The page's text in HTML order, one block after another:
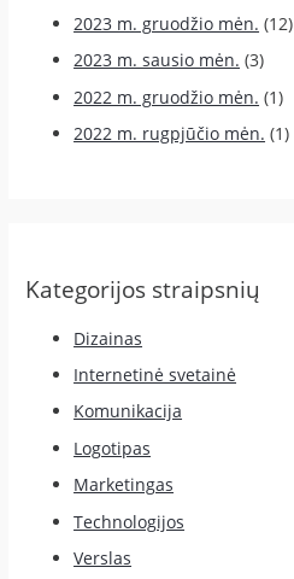
2023 m. gruodžio mėn. (12)
2023 m. sausio mėn. (3)
2022 m. gruodžio mėn. (1)
2022 m. rugpjūčio mėn. (1)
Kategorijos straipsnių
Dizainas
Internetinė svetainė
Komunikacija
Logotipas
Marketingas
Technologijos
Verslas